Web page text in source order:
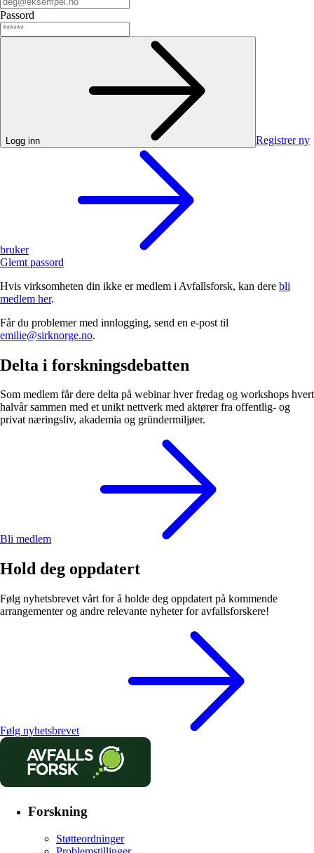
Passord
Logg inn Registrer ny
bruker
Glemt passord
Hvis virksomheten din ikke er medlem i Avfallsforsk, kan dere bli
medlem her.
Får du problemer med innlogging, send en e-post til
emilie@sirknorge.no.
Delta i forskningsdebatten
Som medlem får dere delta på webinar hver fredag og workshops hvert
halvår sammen med et unikt nettverk med aktører fra offentlig- og
privat næringsliv, akademia og gründermiljøer.
Bli medlem
Hold deg oppdatert
Følg nyhetsbrevet vårt for å holde deg oppdatert på kommende
arrangementer og andre relevante nyheter for avfallsforskere!
Følg nyhetsbrevet
Forskning
Støtteordninger